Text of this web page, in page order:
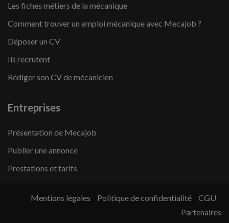
Les fiches métiers de la mécanique
Comment trouver un emploi mécanique avec Mecajob ?
Déposer un CV
Ils recrutent
Rédiger son CV de mécanicien
Entreprises
Présentation de Mecajob
Publier une annonce
Prestations et tarifs
Mentions légales Politique de confidentialité
CGU
Partenaires